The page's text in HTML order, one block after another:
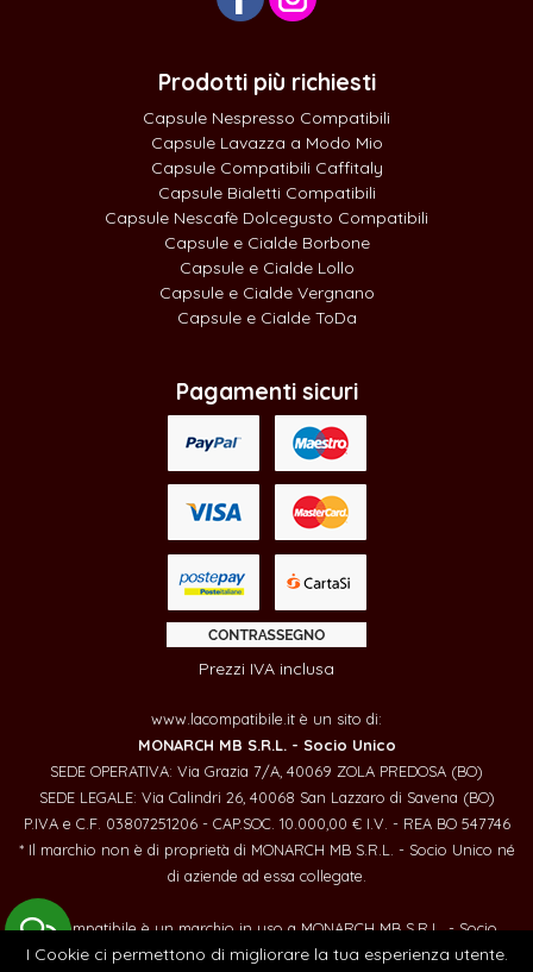
I Cookie ci permettono di migliorare la tua esperienza utente.
Prodotti più richiesti
Capsule Nespresso Compatibili
Capsule Lavazza a Modo Mio
Capsule Compatibili Caffitaly
Capsule Bialetti Compatibili
Capsule Nescafè Dolcegusto Compatibili
Capsule e Cialde Borbone
Capsule e Cialde Lollo
Capsule e Cialde Vergnano
Capsule e Cialde ToDa
Pagamenti sicuri
Prezzi IVA inclusa
www.lacompatibile.it è un sito di:
MONARCH MB S.R.L. - Socio Unico
SEDE OPERATIVA: Via Grazia 7/A, 40069 ZOLA PREDOSA (BO)
SEDE LEGALE: Via Calindri 26, 40068 San Lazzaro di Savena (BO)
P.IVA e C.F. 03807251206 - CAP.SOC. 10.000,00 € I.V. - REA BO 547746
* Il marchio non è di proprietà di MONARCH MB S.R.L. - Socio Unico né
di aziende ad essa collegate.
LaCompatibile è un marchio in uso a MONARCH MB S.R.L. - Socio
Unico